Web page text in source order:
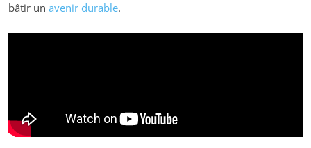
bâtir un avenir durable.